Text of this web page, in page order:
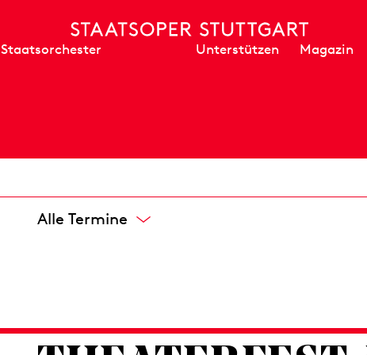
Staatsorchester Unterstützen Magazin
Alle Termine